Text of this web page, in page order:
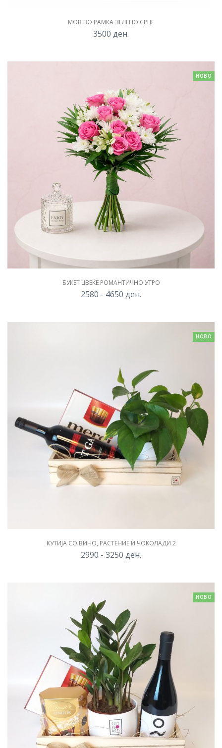
МОВ ВО РАМКА ЗЕЛЕНО СРЦЕ
3500 ден.
НОВО
БУКЕТ ЦВЕЌЕ РОМАНТИЧНО УТРО
2580 - 4650 ден.
НОВО
КУТИЈА СО ВИНО, РАСТЕНИЕ И ЧОКОЛАДИ 2
2990 - 3250 ден.
НОВО